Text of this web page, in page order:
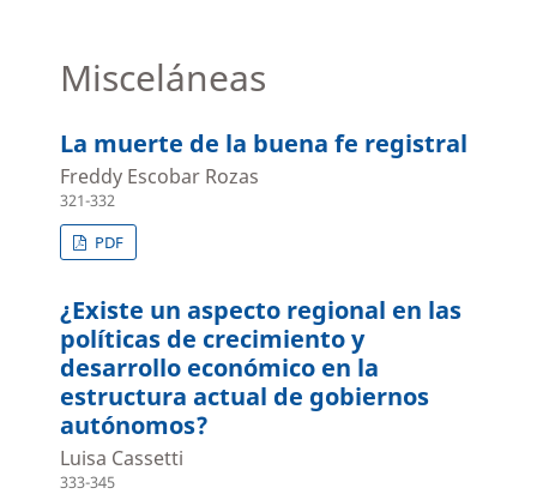
Misceláneas
La muerte de la buena fe registral
Freddy Escobar Rozas
321-332
PDF
¿Existe un aspecto regional en las
políticas de crecimiento y
desarrollo económico en la
estructura actual de gobiernos
autónomos?
Luisa Cassetti
333-345